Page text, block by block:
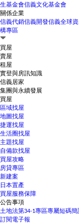
生基金會信義文化基金會
關係企業
信義代銷信義開發信義全球
構專區
買屋
賣屋
租屋
實登與房訊知識
信義居家
集團與永續發展
買屋
區域找屋
地圖找屋
捷運找屋
生活圈找屋
主題找屋
自備款找屋
買屋攻略
房貸專區
新建案
日本置產
買屋服務保障
公告事項
土地法第34-1專區專屬短碼簡
訂閱電子報